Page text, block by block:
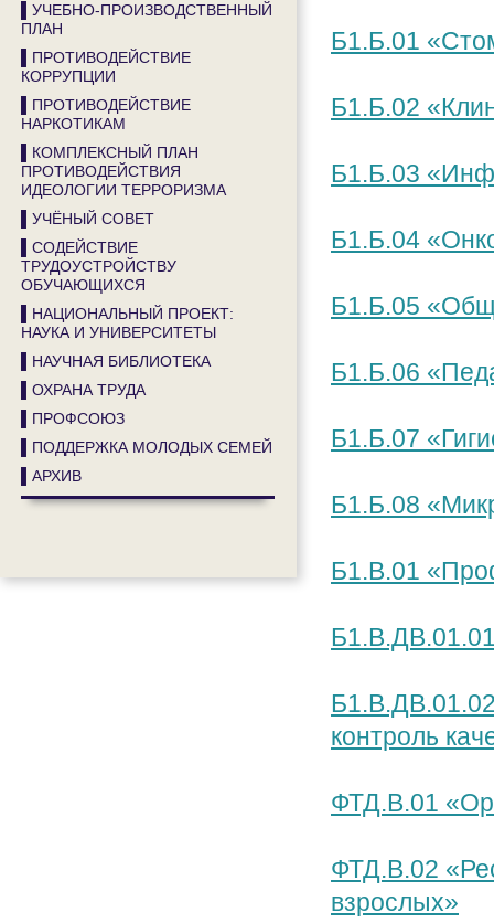
Б1.Б.01
Б1.Б.02
Б1.Б.03
Б1.Б.04
Б1.Б.05
Б1.Б.06
Б1.Б.07
Б1.Б.08
Б1.В.01
контроль
ФТД.В.01
ФТД.В.02
взрослых»
▌УЧЕБНО-ПРОИЗВОДСТВЕННЫЙ
ПЛАН
▌ПРОТИВОДЕЙСТВИЕ
КОРРУПЦИИ
▌ПРОТИВОДЕЙСТВИЕ
НАРКОТИКАМ
▌КОМПЛЕКСНЫЙ ПЛАН
ПРОТИВОДЕЙСТВИЯ
ИДЕОЛОГИИ ТЕРРОРИЗМА
▌УЧЁНЫЙ СОВЕТ
▌СОДЕЙСТВИЕ
ТРУДОУСТРОЙСТВУ
ОБУЧАЮЩИХСЯ
▌НАЦИОНАЛЬНЫЙ ПРОЕКТ:
НАУКА И УНИВЕРСИТЕТЫ
▌НАУЧНАЯ БИБЛИОТЕКА
▌ОХРАНА ТРУДА
▌ПРОФСОЮЗ
▌ПОДДЕРЖКА МОЛОДЫХ СЕМЕЙ
▌АРХИВ